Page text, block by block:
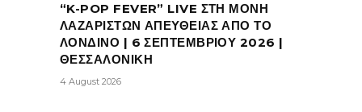
“K-POP FEVER” LIVE ΣΤΗ ΜΟΝΗ
ΛΑΖΑΡΙΣΤΩΝ ΑΠΕΥΘΕΙΑΣ ΑΠΟ ΤΟ
ΛΟΝΔΙΝΟ | 6 ΣΕΠΤΕΜΒΡΙΟΥ 2026 |
ΘΕΣΣΑΛΟΝΙΚΗ
4 August 2026